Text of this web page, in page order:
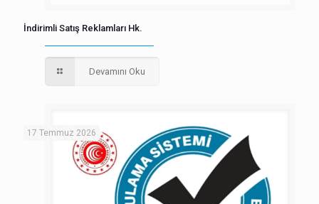
İndirimli Satış Reklamları Hk.
Devamını Oku
17 Temmuz 2026